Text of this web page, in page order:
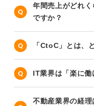
年間売上がどれ
ですか？
「CtoC」とは、
IT業界は「楽に働
不動産業界の経